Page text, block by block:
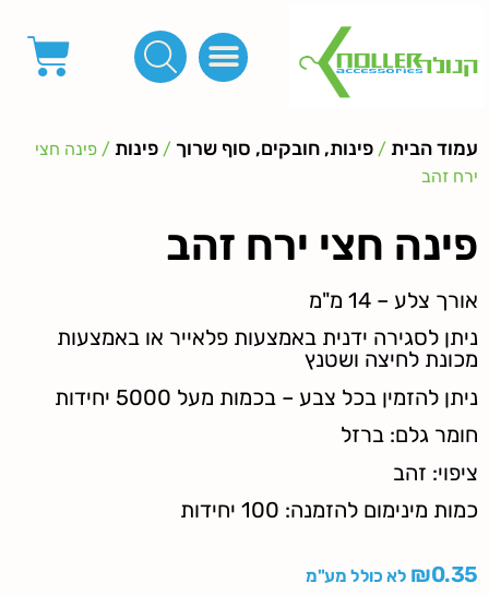
עמוד הבית / פינות, חובקים, סוף שרוך / פינות / פינה חצי
ירח זהב
פינה חצי ירח זהב
אורך צלע – 14 מ"מ
ניתן לסגירה ידנית באמצעות פלאייר או באמצעות
מכונת לחיצה ושטנץ
ניתן להזמין בכל צבע – בכמות מעל 5000 יחידות
חומר גלם: ברזל
ציפוי: זהב
כמות מינימום להזמנה: 100 יחידות
₪0.35
לא כולל מע"מ